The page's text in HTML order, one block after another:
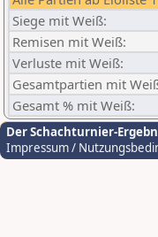
Siege mit Weiß:
Remisen mit Weiß:
Verluste mit Weiß:
Gesamtpartien mit
Gesamt % mit Weiß:
Der Schachturnier-
Impressum /